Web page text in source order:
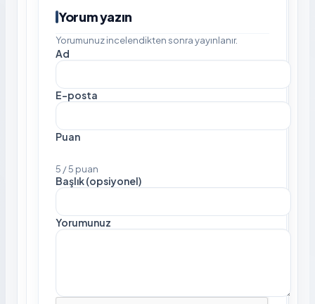
Yorum yazın
Yorumunuz incelendikten sonra yayınlanır.
Ad
E-posta
Puan
5 / 5 puan
Başlık (opsiyonel)
Yorumunuz